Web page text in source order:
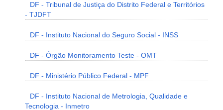
DF - Tribunal de Justiça do Distrito Federal e Territórios
- TJDFT
DF - Instituto Nacional do Seguro Social - INSS
DF - Órgão Monitoramento Teste - OMT
DF - Ministério Público Federal - MPF
DF - Instituto Nacional de Metrologia, Qualidade e
Tecnologia - Inmetro